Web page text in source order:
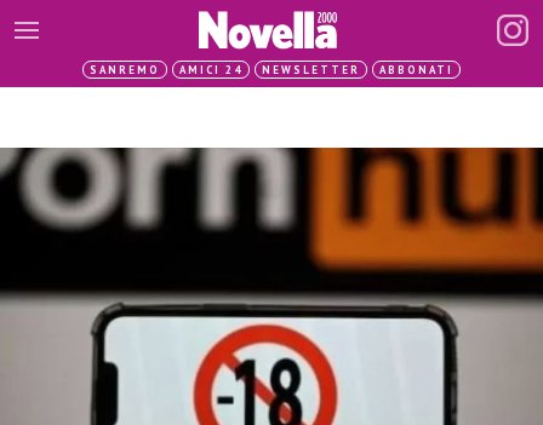
SANREMO AMICI 24 NEWSLETTER ABBONATI